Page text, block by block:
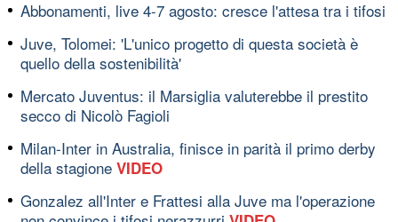
Abbonamenti, live 4-7 agosto: cresce l'attesa tra i tifosi
Juve, Tolomei: 'L'unico progetto di questa società è
quello della sostenibilità'
Mercato Juventus: il Marsiglia valuterebbe il prestito
secco di Nicolò Fagioli
Milan-Inter in Australia, finisce in parità il primo derby
della stagione VIDEO
Gonzalez all'Inter e Frattesi alla Juve ma l'operazione